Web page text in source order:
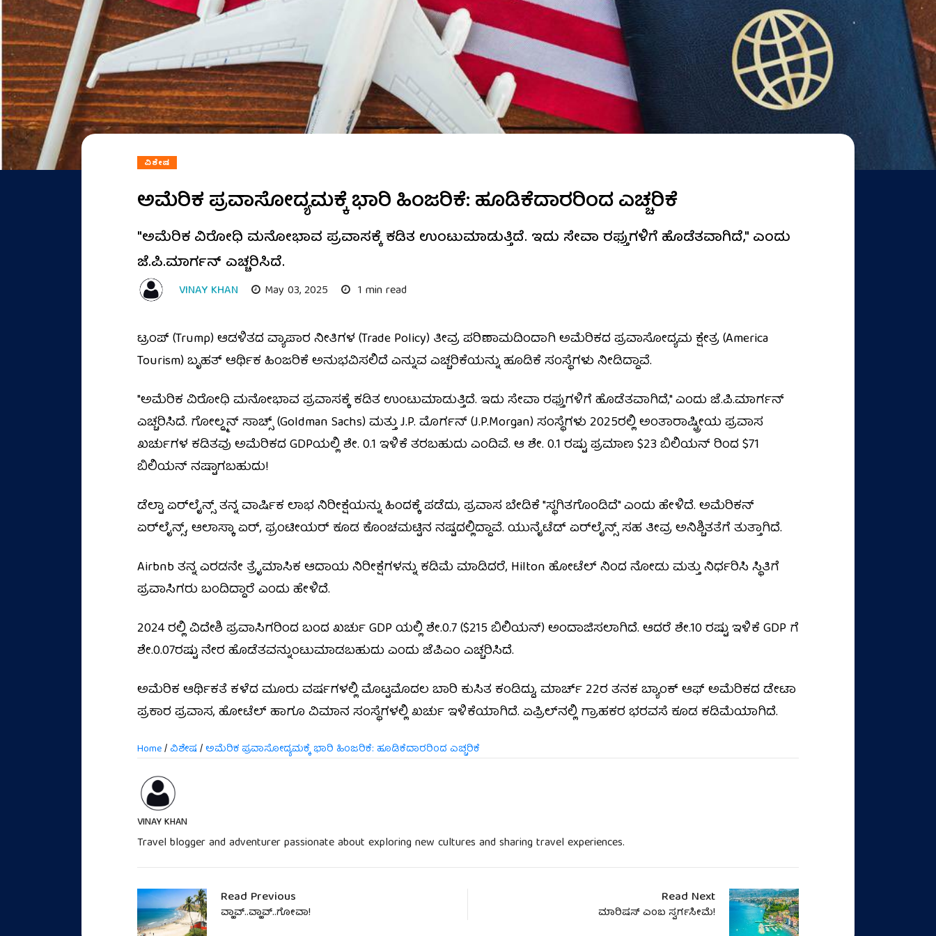
ವಿಶೇಷ
ಅಮೆರಿಕ ಪ್ರವಾಸೋದ್ಯಮಕ್ಕೆ ಭಾರಿ ಹಿಂಜರಿಕೆ: ಹೂಡಿಕೆದಾರರಿಂದ ಎಚ್ಚರಿಕೆ
"ಅಮೆರಿಕ ವಿರೋಧಿ ಮನೋಭಾವ ಪ್ರವಾಸಕ್ಕೆ ಕಡಿತ ಉಂಟುಮಾಡುತ್ತಿದೆ. ಇದು ಸೇವಾ ರಫ್ತುಗಳಿಗೆ ಹೊಡೆತವಾಗಿದೆ," ಎಂದು
ಜೆ.ಪಿ.ಮಾರ್ಗನ್ ಎಚ್ಚರಿಸಿದೆ.
VINAY KHAN May 03, 2025 1 min read
ಟ್ರಂಪ್ (Trump) ಆಡಳಿತದ ವ್ಯಾಪಾರ ನೀತಿಗಳ (Trade Policy) ತೀವ್ರ ಪರಿಣಾಮದಿಂದಾಗಿ ಅಮೆರಿಕದ ಪ್ರವಾಸೋದ್ಯಮ ಕ್ಷೇತ್ರ (America
Tourism) ಬೃಹತ್ ಆರ್ಥಿಕ ಹಿಂಜರಿಕೆ ಅನುಭವಿಸಲಿದೆ ಎನ್ನುವ ಎಚ್ಚರಿಕೆಯನ್ನು ಹೂಡಿಕೆ ಸಂಸ್ಥೆಗಳು ನೀಡಿದ್ದಾವೆ.
"ಅಮೆರಿಕ ವಿರೋಧಿ ಮನೋಭಾವ ಪ್ರವಾಸಕ್ಕೆ ಕಡಿತ ಉಂಟುಮಾಡುತ್ತಿದೆ. ಇದು ಸೇವಾ ರಫ್ತುಗಳಿಗೆ ಹೊಡೆತವಾಗಿದೆ," ಎಂದು ಜೆ.ಪಿ.ಮಾರ್ಗನ್
ಎಚ್ಚರಿಸಿದೆ. ಗೋಲ್ಡ್ಮನ್ ಸಾಚ್ಸ್ (Goldman Sachs) ಮತ್ತು J.P. ಮೊರ್ಗನ್ (J.P.Morgan) ಸಂಸ್ಥೆಗಳು 2025ರಲ್ಲಿ ಅಂತಾರಾಷ್ಟ್ರೀಯ ಪ್ರವಾಸ
ಖರ್ಚುಗಳ ಕಡಿತವು ಅಮೆರಿಕದ GDPಯಲ್ಲಿ ಶೇ. 0.1 ಇಳಿಕೆ ತರಬಹುದು ಎಂದಿವೆ. ಆ ಶೇ. 0.1 ರಷ್ಟು ಪ್ರಮಾಣ $23 ಬಿಲಿಯನ್ ರಿಂದ $71
ಬಿಲಿಯನ್ ನಷ್ಟಾಗಬಹುದು!
ಡೆಲ್ಟಾ ಏರ್‌ಲೈನ್ಸ್ ತನ್ನ ವಾರ್ಷಿಕ ಲಾಭ ನಿರೀಕ್ಷೆಯನ್ನು ಹಿಂದಕ್ಕೆ ಪಡೆದು, ಪ್ರವಾಸ ಬೇಡಿಕೆ "ಸ್ಥಗಿತಗೊಂಡಿದೆ" ಎಂದು ಹೇಳಿದೆ. ಅಮೆರಿಕನ್
ಏರ್‌ಲೈನ್ಸ್, ಆಲಾಸ್ಕಾ ಏರ್, ಫ್ರಂಟೀಯರ್ ಕೂಡ ಕೊಂಚಮಟ್ಟಿನ ನಷ್ಟದಲ್ಲಿದ್ದಾವೆ. ಯುನೈಟೆಡ್ ಏರ್‌ಲೈನ್ಸ್ ಸಹ ತೀವ್ರ ಅನಿಶ್ಚಿತತೆಗೆ ತುತ್ತಾಗಿದೆ.
Airbnb ತನ್ನ ಎರಡನೇ ತ್ರೈಮಾಸಿಕ ಆದಾಯ ನಿರೀಕ್ಷೆಗಳನ್ನು ಕಡಿಮೆ ಮಾಡಿದರೆ, Hilton ಹೋಟೆಲ್ ನಿಂದ ನೋಡು ಮತ್ತು ನಿರ್ಧರಿಸಿ ಸ್ಥಿತಿಗೆ
ಪ್ರವಾಸಿಗರು ಬಂದಿದ್ದಾರೆ ಎಂದು ಹೇಳಿದೆ.
2024 ರಲ್ಲಿ ವಿದೇಶಿ ಪ್ರವಾಸಿಗರಿಂದ ಬಂದ ಖರ್ಚು GDP ಯಲ್ಲಿ ಶೇ.0.7 ($215 ಬಿಲಿಯನ್) ಅಂದಾಜಿಸಲಾಗಿದೆ. ಆದರೆ ಶೇ.10 ರಷ್ಟು ಇಳಿಕೆ GDP ಗೆ
ಶೇ.0.07ರಷ್ಟು ನೇರ ಹೊಡೆತವನ್ನುಂಟುಮಾಡಬಹುದು ಎಂದು ಜೆಪಿಎಂ ಎಚ್ಚರಿಸಿದೆ.
ಅಮೆರಿಕ ಆರ್ಥಿಕತೆ ಕಳೆದ ಮೂರು ವರ್ಷಗಳಲ್ಲಿ ಮೊಟ್ಟಮೊದಲ ಬಾರಿ ಕುಸಿತ ಕಂಡಿದ್ದು, ಮಾರ್ಚ್ 22ರ ತನಕ ಬ್ಯಾಂಕ್ ಆಫ್ ಅಮೆರಿಕದ ಡೇಟಾ
ಪ್ರಕಾರ ಪ್ರವಾಸ, ಹೋಟೆಲ್ ಹಾಗೂ ವಿಮಾನ ಸಂಸ್ಥೆಗಳಲ್ಲಿ ಖರ್ಚು ಇಳಿಕೆಯಾಗಿದೆ. ಏಪ್ರಿಲ್‌ನಲ್ಲಿ ಗ್ರಾಹಕರ ಭರವಸೆ ಕೂಡ ಕಡಿಮೆಯಾಗಿದೆ.
Home/ ವಿಶೇಷ/ ಅಮೆರಿಕ ಪ್ರವಾಸೋದ್ಯಮಕ್ಕೆ ಭಾರಿ ಹಿಂಜರಿಕೆ: ಹೂಡಿಕೆದಾರರಿಂದ ಎಚ್ಚರಿಕೆ
VINAY KHAN
Travel blogger and adventurer passionate about exploring new cultures and sharing travel experiences.
Read Previous
ವ್ಹಾವ್..ವ್ಹಾವ್..ಗೋವಾ!
Read Next
ಮಾರಿಷಸ್‌ ಎಂಬ ಸ್ವರ್ಗಸೀಮೆ!